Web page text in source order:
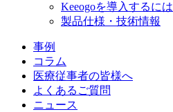
Keeogoを導入するには
製品仕様・技術情報
事例
コラム
医療従事者の皆様へ
よくあるご質問
ニュース